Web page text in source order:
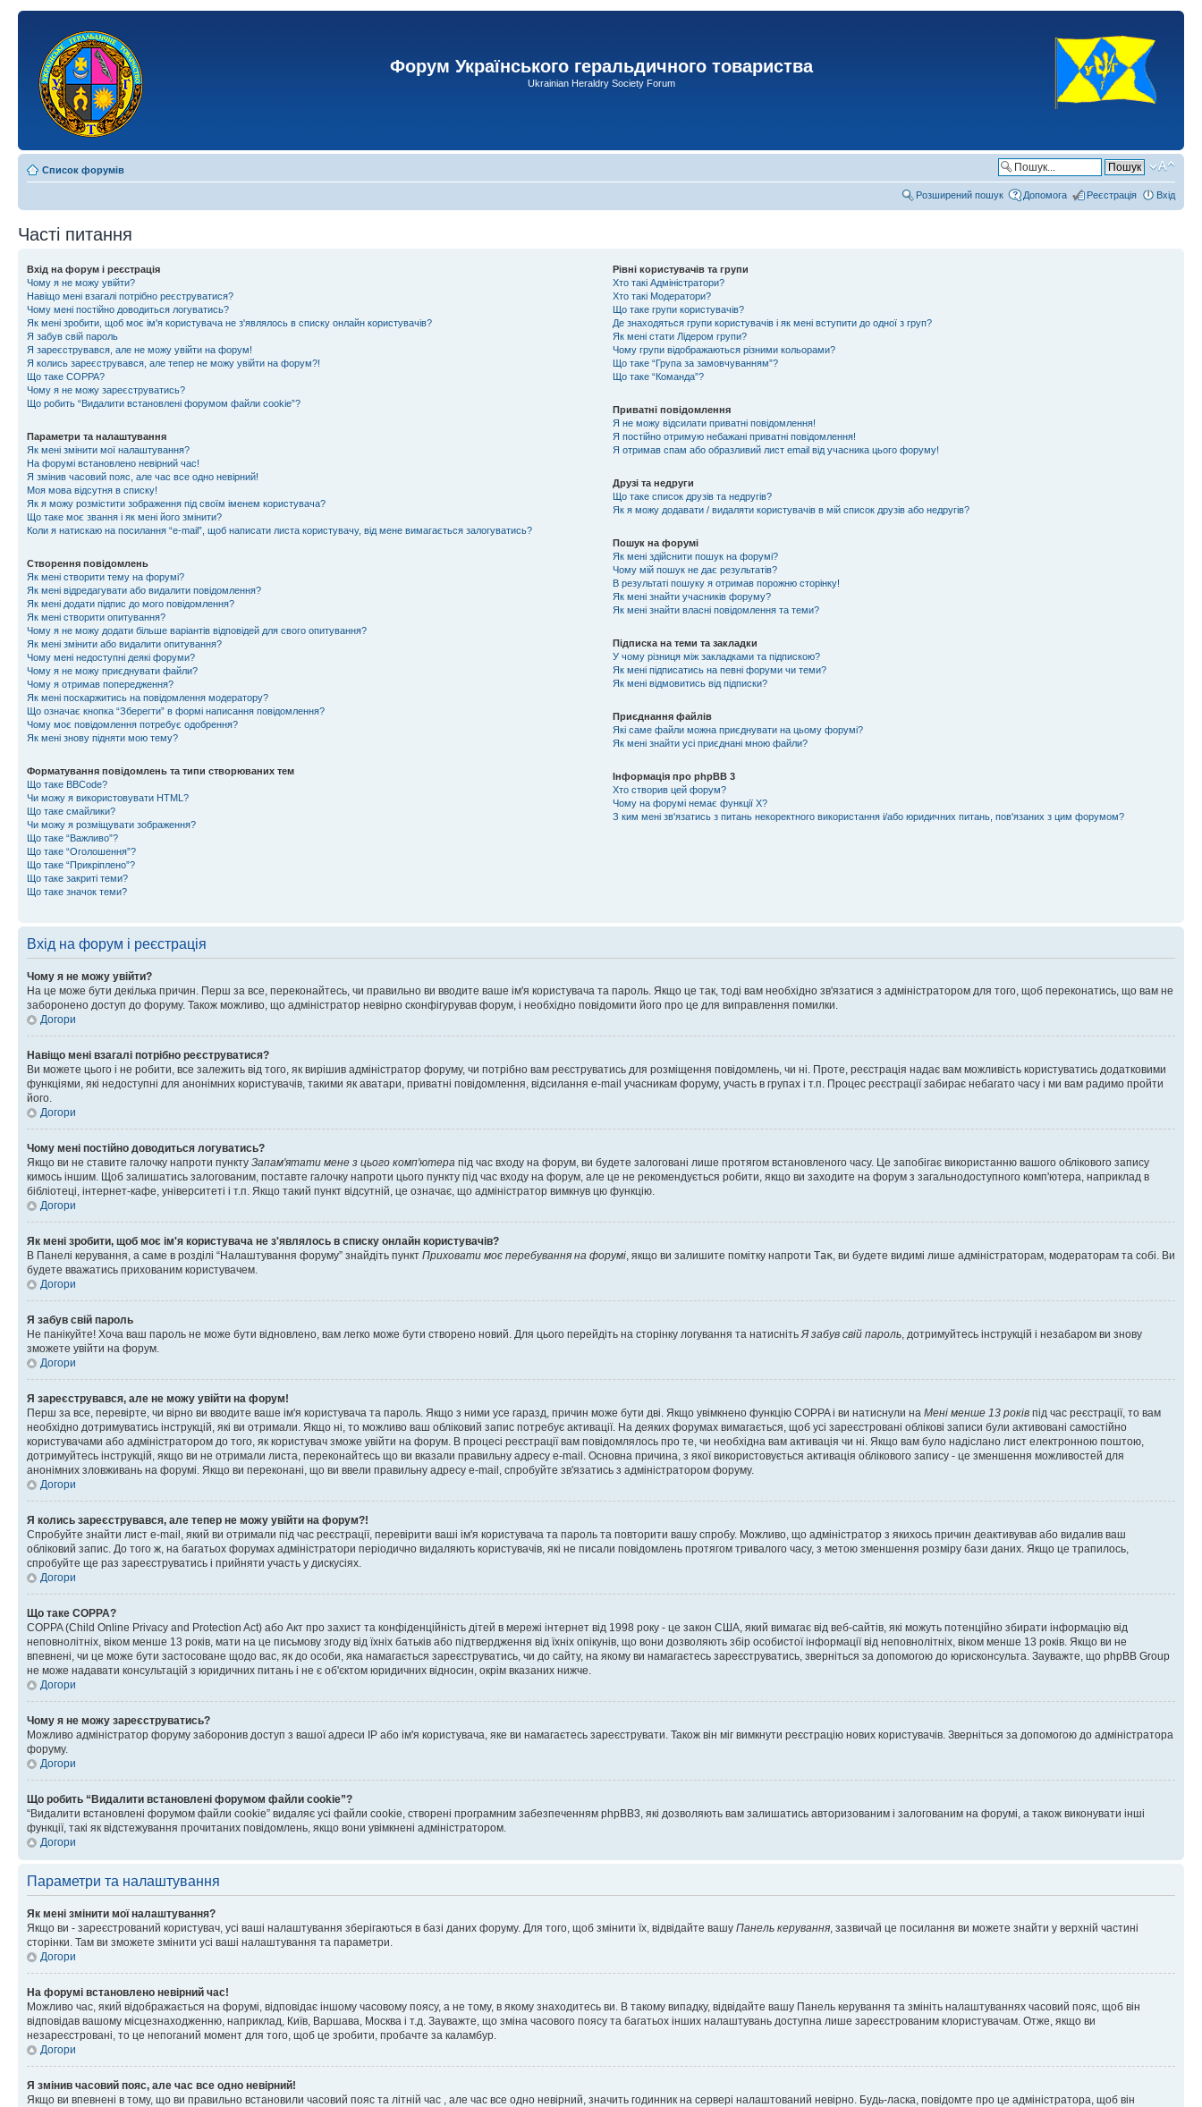
Форум Українського геральдичного товариства
Ukrainian Heraldry Society Forum
Список форумів
Розширений пошук Допомога Реєстрація Вхід
Часті питання
Вхід на форум і реєстрація
Чому я не можу увійти?
Навіщо мені взагалі потрібно реєструватися?
Чому мені постійно доводиться логуватись?
Як мені зробити, щоб моє ім'я користувача не з'являлось в списку онлайн користувачів?
Я забув свій пароль
Я зареєструвався, але не можу увійти на форум!
Я колись зареєструвався, але тепер не можу увійти на форум?!
Що таке COPPA?
Чому я не можу зареєструватись?
Що робить “Видалити встановлені форумом файли cookie”?
Параметри та налаштування
Як мені змінити мої налаштування?
На форумі встановлено невірний час!
Я змінив часовий пояс, але час все одно невірний!
Моя мова відсутня в списку!
Як я можу розмістити зображення під своїм іменем користувача?
Що таке моє звання і як мені його змінити?
Коли я натискаю на посилання “e-mail”, щоб написати листа користувачу, від мене вимагається залогуватись?
Створення повідомлень
Як мені створити тему на форумі?
Як мені відредагувати або видалити повідомлення?
Як мені додати підпис до мого повідомлення?
Як мені створити опитування?
Чому я не можу додати більше варіантів відповідей для свого опитування?
Як мені змінити або видалити опитування?
Чому мені недоступні деякі форуми?
Чому я не можу приєднувати файли?
Чому я отримав попередження?
Як мені поскаржитись на повідомлення модератору?
Що означає кнопка “Зберегти” в формі написання повідомлення?
Чому моє повідомлення потребує одобрення?
Як мені знову підняти мою тему?
Форматування повідомлень та типи створюваних тем
Що таке BBCode?
Чи можу я використовувати HTML?
Що таке смайлики?
Чи можу я розміщувати зображення?
Що таке “Важливо”?
Що таке “Оголошення”?
Що таке “Прикріплено”?
Що таке закриті теми?
Що таке значок теми?
Рівні користувачів та групи
Хто такі Адміністратори?
Хто такі Модератори?
Що таке групи користувачів?
Де знаходяться групи користувачів і як мені вступити до одної з груп?
Як мені стати Лідером групи?
Чому групи відображаються різними кольорами?
Що таке “Група за замовчуванням”?
Що таке “Команда”?
Приватні повідомлення
Я не можу відсилати приватні повідомлення!
Я постійно отримую небажані приватні повідомлення!
Я отримав спам або образливий лист email від учасника цього форуму!
Друзі та недруги
Що таке список друзів та недругів?
Як я можу додавати / видаляти користувачів в мій список друзів або недругів?
Пошук на форумі
Як мені здійснити пошук на форумі?
Чому мій пошук не дає результатів?
В результаті пошуку я отримав порожню сторінку!
Як мені знайти учасників форуму?
Як мені знайти власні повідомлення та теми?
Підписка на теми та закладки
У чому різниця між закладками та підпискою?
Як мені підписатись на певні форуми чи теми?
Як мені відмовитись від підписки?
Приєднання файлів
Які саме файли можна приєднувати на цьому форумі?
Як мені знайти усі приєднані мною файли?
Інформація про phpBB 3
Хто створив цей форум?
Чому на форумі немає функції X?
З ким мені зв'язатись з питань некоректного використання і/або юридичних питань, пов'язаних з цим форумом?
Вхід на форум і реєстрація
Чому я не можу увійти?
На це може бути декілька причин. Перш за все, переконайтесь, чи правильно ви вводите ваше ім'я користувача та пароль. Якщо це так, тоді вам необхідно зв'язатися з адміністратором для того, щоб переконатись, що вам не
заборонено доступ до форуму. Також можливо, що адміністратор невірно сконфігурував форум, і необхідно повідомити його про це для виправлення помилки.
Догори
Навіщо мені взагалі потрібно реєструватися?
Ви можете цього і не робити, все залежить від того, як вирішив адміністратор форуму, чи потрібно вам реєструватись для розміщення повідомлень, чи ні. Проте, реєстрація надає вам можливість користуватись додатковими
функціями, які недоступні для анонімних користувачів, такими як аватари, приватні повідомлення, відсилання e-mail учасникам форуму, участь в групах і т.п. Процес реєстрації забирає небагато часу і ми вам радимо пройти
його.
Догори
Чому мені постійно доводиться логуватись?
Якщо ви не ставите галочку напроти пункту Запам'ятати мене з цього комп'ютера під час входу на форум, ви будете залоговані лише протягом встановленого часу. Це запобігає використанню вашого облікового запису
кимось іншим. Щоб залишатись залогованим, поставте галочку напроти цього пункту під час входу на форум, але це не рекомендується робити, якщо ви заходите на форум з загальнодоступного комп'ютера, наприклад в
бібліотеці, інтернет-кафе, університеті і т.п. Якщо такий пункт відсутній, це означає, що адміністратор вимкнув цю функцію.
Догори
Як мені зробити, щоб моє ім'я користувача не з'являлось в списку онлайн користувачів?
В Панелі керування, а саме в розділі “Налаштування форуму” знайдіть пункт Приховати моє перебування на форумі, якщо ви залишите помітку напроти Так, ви будете видимі лише адміністраторам, модераторам та собі. Ви
будете вважатись прихованим користувачем.
Догори
Я забув свій пароль
Не панікуйте! Хоча ваш пароль не може бути відновлено, вам легко може бути створено новий. Для цього перейдіть на сторінку логування та натиснітьЯ забув свій пароль, дотримуйтесь інструкцій і незабаром ви знову
зможете увійти на форум.
Догори
Я зареєструвався, але не можу увійти на форум!
Перш за все, перевірте, чи вірно ви вводите ваше ім'я користувача та пароль. Якщо з ними усе гаразд, причин може бути дві. Якщо увімкнено функцію COPPA і ви натиснули на Мені менше 13 років під час реєстрації, то вам
необхідно дотримуватись інструкцій, які ви отримали. Якщо ні, то можливо ваш обліковий запис потребує активації. На деяких форумах вимагається, щоб усі зареєстровані облікові записи були активовані самостійно
користувачами або адміністратором до того, як користувач зможе увійти на форум. В процесі реєстрації вам повідомлялось про те, чи необхідна вам активація чи ні. Якщо вам було надіслано лист електронною поштою,
дотримуйтесь інструкцій, якщо ви не отримали листа, переконайтесь що ви вказали правильну адресу e-mail. Основна причина, з якої використовується активація облікового запису - це зменшення можливостей для
анонімних зловживань на форумі. Якщо ви переконані, що ви ввели правильну адресу e-mail, спробуйте зв'язатись з адміністратором форуму.
Догори
Я колись зареєструвався, але тепер не можу увійти на форум?!
Спробуйте знайти лист e-mail, який ви отримали під час реєстрації, перевірити ваші ім'я користувача та пароль та повторити вашу спробу. Можливо, що адміністратор з якихось причин деактивував або видалив ваш
обліковий запис. До того ж, на багатьох форумах адміністратори періодично видаляють користувачів, які не писали повідомлень протягом тривалого часу, з метою зменшення розміру бази даних. Якщо це трапилось,
спробуйте ще раз зареєструватись і прийняти участь у дискусіях.
Догори
Що таке COPPA?
COPPA (Child Online Privacy and Protection Act) або Акт про захист та конфіденційність дітей в мережі інтернет від 1998 року - це закон США, який вимагає від веб-сайтів, які можуть потенційно збирати інформацію від
неповнолітніх, віком менше 13 років, мати на це письмову згоду від їхніх батьків або підтвердження від їхніх опікунів, що вони дозволяють збір особистої інформації від неповнолітніх, віком менше 13 років. Якщо ви не
впевнені, чи це може бути застосоване щодо вас, як до особи, яка намагається зареєструватись, чи до сайту, на якому ви намагаєтесь зареєструватись, зверніться за допомогою до юрисконсульта. Зауважте, що phpBB Group
не може надавати консультацій з юридичних питань і не є об'єктом юридичних відносин, окрім вказаних нижче.
Догори
Чому я не можу зареєструватись?
Можливо адміністратор форуму заборонив доступ з вашої адреси IP або ім'я користувача, яке ви намагаєтесь зареєструвати. Також він міг вимкнути реєстрацію нових користувачів. Зверніться за допомогою до адміністратора
форуму.
Догори
Що робить “Видалити встановлені форумом файли cookie”?
“Видалити встановлені форумом файли cookie” видаляє усі файли cookie, створені програмним забезпеченням phpBB3, які дозволяють вам залишатись авторизованим і залогованим на форумі, а також виконувати інші
функції, такі як відстежування прочитаних повідомлень, якщо вони увімкнені адміністратором.
Догори
Параметри та налаштування
Як мені змінити мої налаштування?
Якщо ви - зареєстрований користувач, усі ваші налаштування зберігаються в базі даних форуму. Для того, щоб змінити їх, відвідайте вашу Панель керування, зазвичай це посилання ви можете знайти у верхній частині
сторінки. Там ви зможете змінити усі ваші налаштування та параметри.
Догори
На форумі встановлено невірний час!
Можливо час, який відображається на форумі, відповідає іншому часовому поясу, а не тому, в якому знаходитесь ви. В такому випадку, відвідайте вашу Панель керування та змініть налаштуваннях часовий пояс, щоб він
відповідав вашому місцезнаходженню, наприклад, Київ, Варшава, Москва і т.д. Зауважте, що зміна часового поясу та багатьох інших налаштувань доступна лише зареєстрованим клористувачам. Отже, якщо ви
незареєстровані, то це непоганий момент для того, щоб це зробити, пробачте за каламбур.
Догори
Я змінив часовий пояс, але час все одно невірний!
Якщо ви впевнені в тому, що ви правильно встановили часовий пояс та літній час , але час все одно невірний, значить годинник на сервері налаштований невірно. Будь-ласка, повідомте про це адміністратора, щоб він